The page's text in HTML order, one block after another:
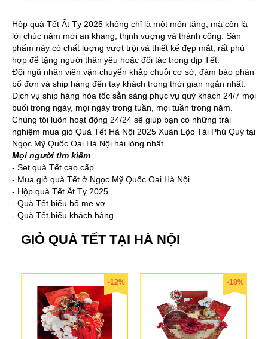
Hộp quà Tết Ất Tỵ 2025 không chỉ là một món tặng, mà còn là
lời chúc năm mới an khang, thịnh vượng và thành công. Sản
phẩm này có chất lượng vượt trội và thiết kế đẹp mắt, rất phù
hợp để tặng người thân yêu hoặc đối tác trong dịp Tết.
Đội ngũ nhân viên vận chuyển khắp chuỗi cơ sở, đảm bảo phân
bổ đơn và ship hàng đến tay khách trong thời gian ngắn nhất.
Dịch vụ ship hàng hỏa tốc sẵn sàng phục vụ quý khách 24/7 mọi
buổi trong ngày, mọi ngày trong tuần, mọi tuần trong năm.
Chúng tôi luôn hoạt động 24/24 sẽ giúp bạn có những trải
nghiệm mua giỏ Quà Tết Hà Nội 2025 Xuân Lộc Tài Phú Quý tại
Ngọc Mỹ Quốc Oai Hà Nội hài lòng nhất.
Mọi người tìm kiếm
- Set quà Tết cao cấp.
- Mua giỏ quà Tết ở Ngọc Mỹ Quốc Oai Hà Nội.
- Hộp quà Tết Ất Tỵ 2025.
- Quà Tết biếu bố mẹ vợ.
- Quà Tết biếu khách hàng.
GIỎ QUÀ TẾT TẠI HÀ NỘI
-12% -18%